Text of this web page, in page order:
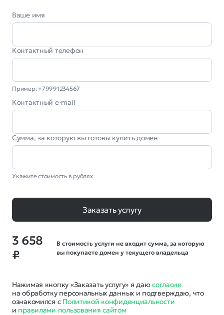
Ваше имя
Контактный телефон
Пример: +79991234567
Контактный e-mail
Сумма, за которую вы готовы купить домен
Укажите стоимость в рублях
Заказать услугу
3 658
₽
В стоимость услуги не входит сумма, за которую
вы покупаете домен у текущего владельца
Нажимая кнопку «Заказать услугу» я даюсогласие
на обработку персональных данных и подтверждаю, что
ознакомился с Политикой конфиденциальности
и правилами пользования сайтом